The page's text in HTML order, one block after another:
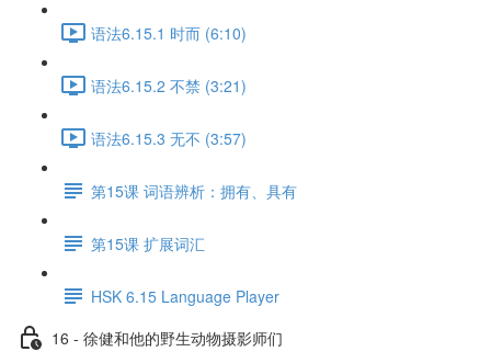
语法6.15.1 时而 (6:10)
语法6.15.2 不禁 (3:21)
语法6.15.3 无不 (3:57)
第15课 词语辨析：拥有、具有
第15课 扩展词汇
HSK 6.15 Language Player
16 - 徐健和他的野生动物摄影师们